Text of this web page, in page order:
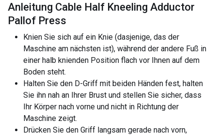
Anleitung Cable Half Kneeling Adductor
Pallof Press
Knien Sie sich auf ein Knie (dasjenige, das der
Maschine am nächsten ist), während der andere Fuß in
einer halb knienden Position flach vor Ihnen auf dem
Boden steht.
Halten Sie den D-Griff mit beiden Händen fest, halten
Sie ihn nah an Ihrer Brust und stellen Sie sicher, dass
Ihr Körper nach vorne und nicht in Richtung der
Maschine zeigt.
Drücken Sie den Griff langsam gerade nach vorn,